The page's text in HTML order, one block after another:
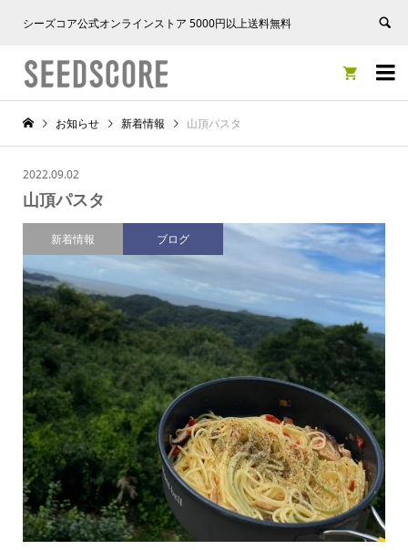
シーズコア公式オンラインストア 5000円以上送料無料


お知らせ 新着情報 山頂パスタ
2022.09.02
山頂パスタ
新着情報 ブログ